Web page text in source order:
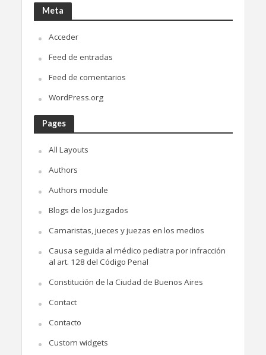
Meta
Acceder
Feed de entradas
Feed de comentarios
WordPress.org
Pages
All Layouts
Authors
Authors module
Blogs de los Juzgados
Camaristas, jueces y juezas en los medios
Causa seguida al médico pediatra por infracción
al art. 128 del Código Penal
Constitución de la Ciudad de Buenos Aires
Contact
Contacto
Custom widgets